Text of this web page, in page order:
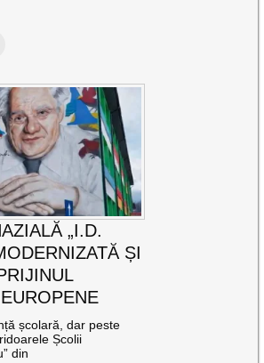
„I.D.
ȘI
școlară, dar peste
Școlii
din